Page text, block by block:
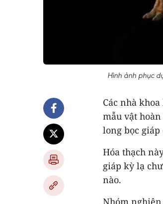
Hình ảnh phục
Các nhà
mẫu vật
long bọc
Hóa thạch
giáp kỳ lạ
nào.
Nhóm